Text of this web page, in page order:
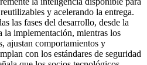
y acelerando la entrega.
las fases del desarrollo, desde la
la implementación, mientras los
ajustan comportamientos y
con los estándares de seguridad